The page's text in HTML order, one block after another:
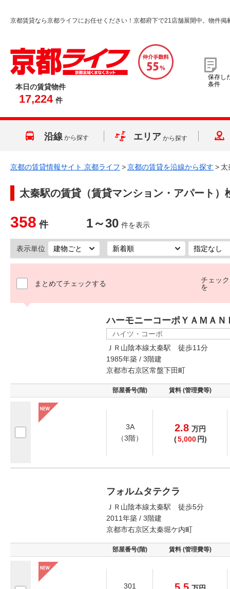
京都賃貸なら京都ライフにお任せください！京都府下で21店舗展開中。物件掲
本日の賃貸物件
17,224 件
保存し
条件
沿線 から探す エリア から探す
京都の賃貸情報サイト 京都ライフ >京都の賃貸を沿線から探す > 太
太秦駅の賃貸（賃貸マンション・アパート）
358 件 1～30 件を表示
表示単位
まとめてチェックする
チェッ
を
ハーモニーコーポＹＡＭＡＮ
ハイツ・コーポ
ＪＲ山陰本線太秦駅 徒歩11分
1985年築 / 3階建
京都市右京区常盤下田町
部屋番号(階) 賃料 (管理費等)
3A
（3階）
2.8 万円
(5,000 円)
フォルムタテクラ
ＪＲ山陰本線太秦駅 徒歩5分
2011年築 / 3階建
京都市右京区太秦堀ケ内町
部屋番号(階) 賃料 (管理費等)
301